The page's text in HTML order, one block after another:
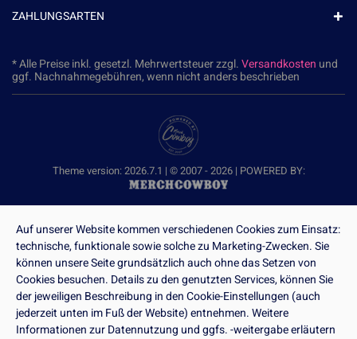
ZAHLUNGSARTEN
* Alle Preise inkl. gesetzl. Mehrwertsteuer zzgl.Versandkosten und
ggf. Nachnahmegebühren, wenn nicht anders beschrieben
Theme version: 2026.7.1 | © 2007 - 2026 | POWERED BY:
Auf unserer Website kommen verschiedenen Cookies zum Einsatz:
technische, funktionale sowie solche zu Marketing-Zwecken. Sie
können unsere Seite grundsätzlich auch ohne das Setzen von
Cookies besuchen. Details zu den genutzten Services, können Sie
der jeweiligen Beschreibung in den Cookie-Einstellungen (auch
jederzeit unten im Fuß der Website) entnehmen. Weitere
Informationen zur Datennutzung und ggfs. -weitergabe erläutern